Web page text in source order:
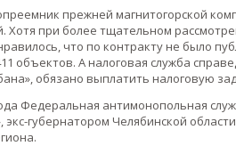
прежней магнитогорской
Хотя при более тщательном
что по контракту не было
объектов. А налоговая служба
обязано выплатить налоговую
Федеральная антимонопольная
экс-губернатором Челябинской